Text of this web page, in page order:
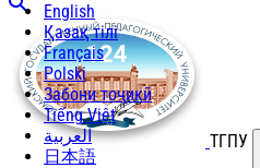
English
Қазақ тілі
Français
Polski
Забони тоҷикӣ
Tiếng Việt
العربية
日本語
ТГПУ